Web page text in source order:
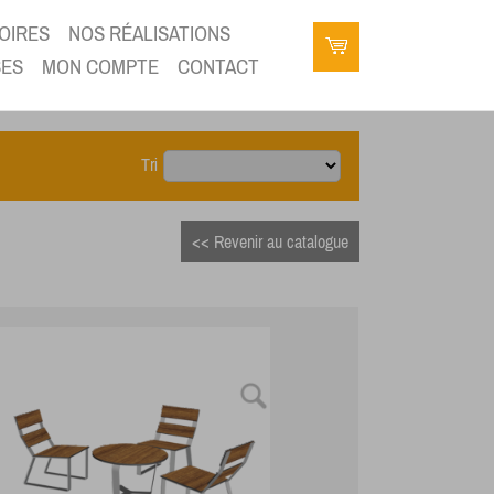
NOS RÉALISATIONS
MON COMPTE CONTACT
Tri
<< Revenir au catalogue